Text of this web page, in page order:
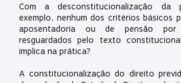
Com a desconstitucionalização da
exemplo, nenhum dos critérios básicos
aposentadoria ou de pensão
resguardados pelo texto
implica na prática?
A constitucionalização do direito